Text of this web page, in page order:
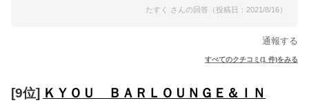
たすく さんの回答（投稿日：2021/8/16）
通報する
すべてのクチコミ(1 件)をみる
[9位] ＫＹＯＵ ＢＡＲＬＯＵＮＧＥ＆ＩＮ